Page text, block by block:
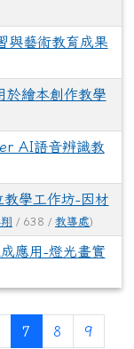
與藝術教育成果
於繪本創作教學
AI語音辨識教
學工作坊-因材
/ 638 / 教導處)
應用-燈光畫實
7 (目前頁次)
8 9